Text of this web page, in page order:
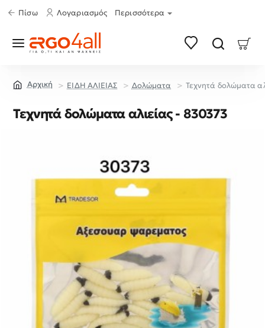
Πίσω Λογαριασμός Περισσότερα
ΕΙΔΗ ΑΛΙΕΙΑΣ Δολώματα Τεχνητά δολώματα
Τεχνητά δολώματα αλιείας - 830373